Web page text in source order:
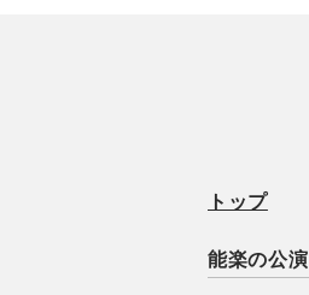
トップ
能楽の公演